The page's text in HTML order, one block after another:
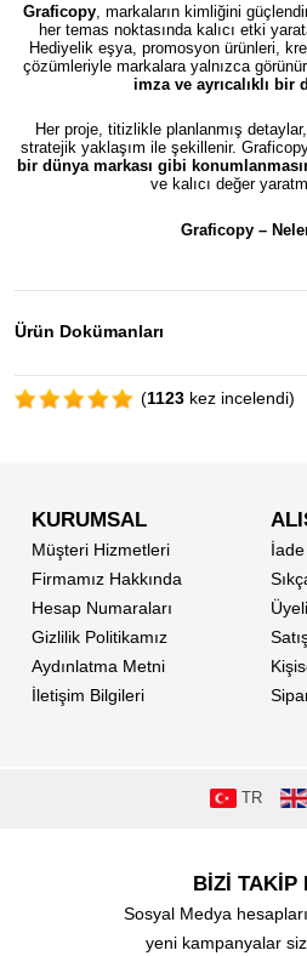
Graficopy , markaların kimliğini
her temas noktasında kalıcı etki
Hediyelik eşya, promosyon ürünleri,
çözümleriyle markalara yalnızca
imza ve ayrıcalıklı bir
Her proje, titizlikle planlanmış
stratejik yaklaşım ile şekillenir.
bir dünya markası gibi
ve kalıcı değer
Graficopy –
Ürün Dokümanları
(1123 kez incelendi)
KURUMSAL
Müşteri Hizmetleri
Firmamız Hakkında
Hesap Numaraları
Gizlilik Politikamız
Aydınlatma Metni
İletişim Bilgileri
TR
BİZİ TAKİP
Sosyal Medya
yeni kampanyalar